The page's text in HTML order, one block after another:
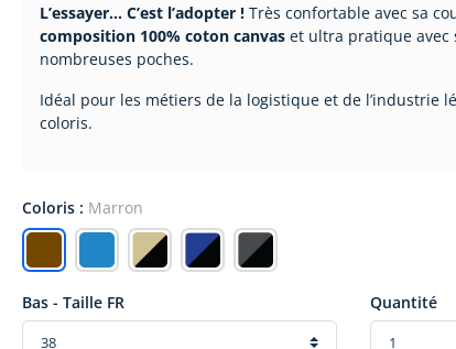
L’essayer… C’est l’adopter ! Très confortable avec sa
composition 100% coton canvas et ultra pratique avec
nombreuses poches.
Idéal pour les métiers de la logistique et de l’industrie
coloris.
Coloris : Marron
Bas - Taille FR Quantité